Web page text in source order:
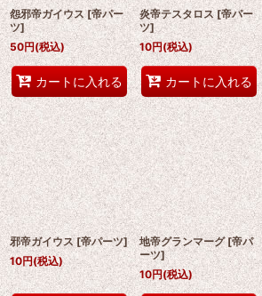
怨邪帝ガイウス [帝パー
ツ]
50円(税込)
カートに入れる
炎帝テスタロス [帝パー
ツ]
10円(税込)
カートに入れる
邪帝ガイウス [帝パーツ]
10円(税込)
地帝グランマーグ [帝パ
ーツ]
10円(税込)